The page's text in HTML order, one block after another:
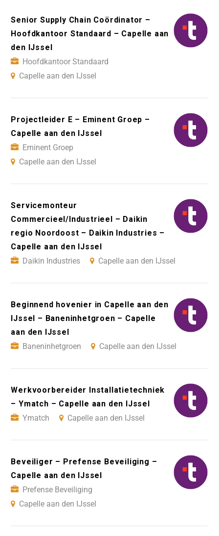
Senior Supply Chain Coördinator –
Hoofdkantoor Standaard – Capelle aan
den IJssel
Hoofdkantoor Standaard
Capelle aan den IJssel
Projectleider E – Eminent Groep –
Capelle aan den IJssel
Eminent Groep
Capelle aan den IJssel
Servicemonteur
Commercieel/Industrieel – Daikin
regio Noordoost – Daikin Industries –
Capelle aan den IJssel
Daikin Industries
Capelle aan den IJssel
Beginnend hovenier in Capelle aan den
IJssel – Baneninhetgroen – Capelle
aan den IJssel
Baneninhetgroen
Capelle aan den IJssel
Werkvoorbereider Installatietechniek
– Ymatch – Capelle aan den IJssel
Ymatch
Capelle aan den IJssel
Beveiliger – Prefense Beveiliging –
Capelle aan den IJssel
Prefense Beveiliging
Capelle aan den IJssel